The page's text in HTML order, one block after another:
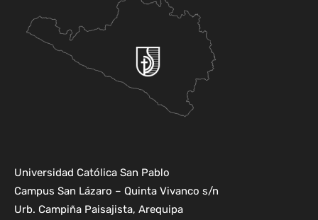
Universidad Católica San Pablo
Campus San Lázaro – Quinta Vivanco s/n
Urb. Campiña Paisajista, Arequipa